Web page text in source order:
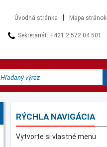
Úvodná stránka Mapa stránok
Sekretariát: +421 2 572 04 501
RÝCHLA NAVIGÁCIA
Vytvorte si vlastné menu